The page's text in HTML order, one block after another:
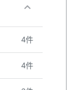
4件
4件